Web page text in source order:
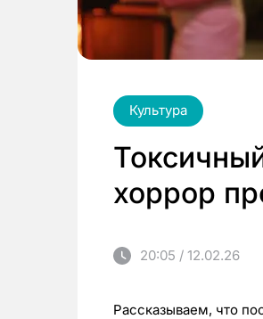
Культура
хоррор
20:05 / 12.02.26
Рассказываем, что